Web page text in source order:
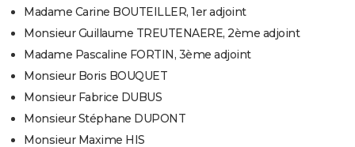
Madame Carine BOUTEILLER, 1er adjoint
Monsieur Guillaume TREUTENAERE, 2ème adjoint
Madame Pascaline FORTIN, 3ème adjoint
Monsieur Boris BOUQUET
Monsieur Fabrice DUBUS
Monsieur Stéphane DUPONT
Monsieur Maxime HIS